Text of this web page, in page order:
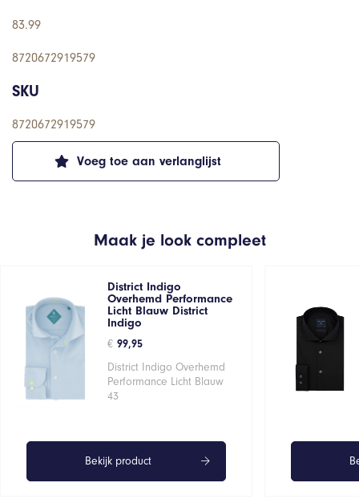
Voeg toe aan verlanglijst
83.99
8720672919579
SKU
8720672919579
Maak je look compleet
District Indigo
Overhemd Performance
Licht Blauw District
Indigo
€ 99,95
District Indigo Overhemd
Performance Licht Blauw
43
Bekijk product